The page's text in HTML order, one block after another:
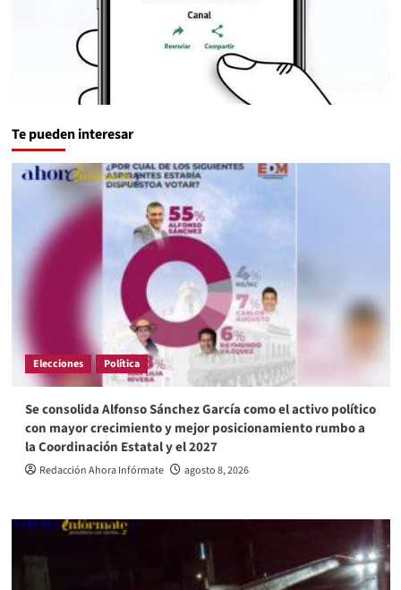
Te pueden interesar
Elecciones Política
Se consolida Alfonso Sánchez García como el activo político
con mayor crecimiento y mejor posicionamiento rumbo a
la Coordinación Estatal y el 2027
Redacción Ahora Infórmate agosto 8, 2026